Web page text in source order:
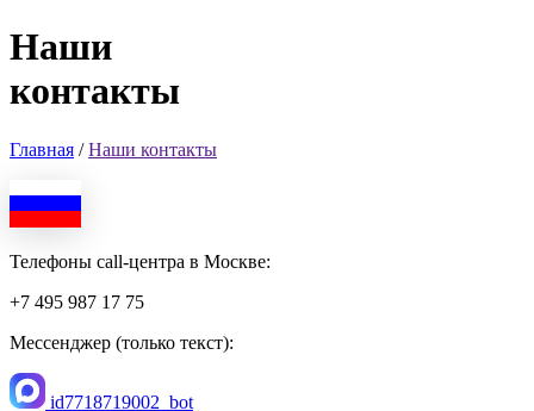
Наши
контакты
Главная /Наши контакты
Телефоны call-центра в Москве:
+7 495 987 17 75
Мессенджер (только текст):
id7718719002_bot